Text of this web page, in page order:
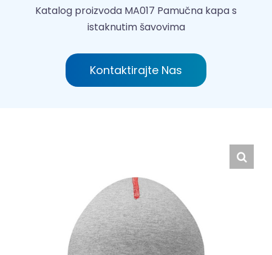
Katalog proizvoda MA017 Pamučna kapa s
istaknutim šavovima
Kontaktirajte Nas